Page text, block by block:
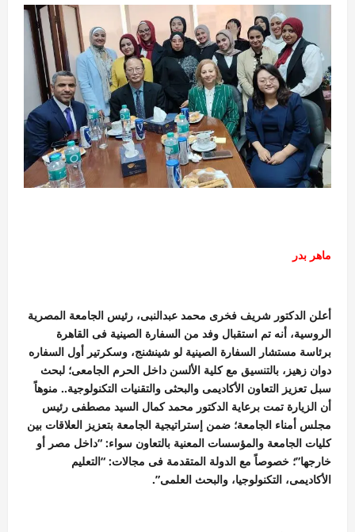
ماهر بدر
أعلن الدكتور شريف فخرى محمد عبدالنبى، رئيس الجامعة المصرية
الروسية، أنه تم استقبال وفد من السفارة الصينية فى القاهرة
برئاسة مستشار السفارة الصينية لو شينشنج، وسكرتير أول السفاره
دوان زهيز، بالتنسيق مع كلية الألسن داخل الحرم الجامعى؛ لبحث
سبل تعزيز التعاون الأكاديمى والبحثى والتقنيات التكنولوجية.. منوهاً
أن الزيارة تمت برعاية الدكتور محمد كمال السيد مصطفى رئيس
مجلس أمناء الجامعة؛ ضمن إستراتيجية الجامعة بتعزيز العلاقات بين
كليات الجامعة والمؤسسات المعنية بالتعاون سواء: “داخل مصر أو
خارجها”؛ خصوصاً مع الدولة المتقدمة فى مجالات: “التعليم
الأكاديمى، التكنولوجيا، والبحث العلمى”.